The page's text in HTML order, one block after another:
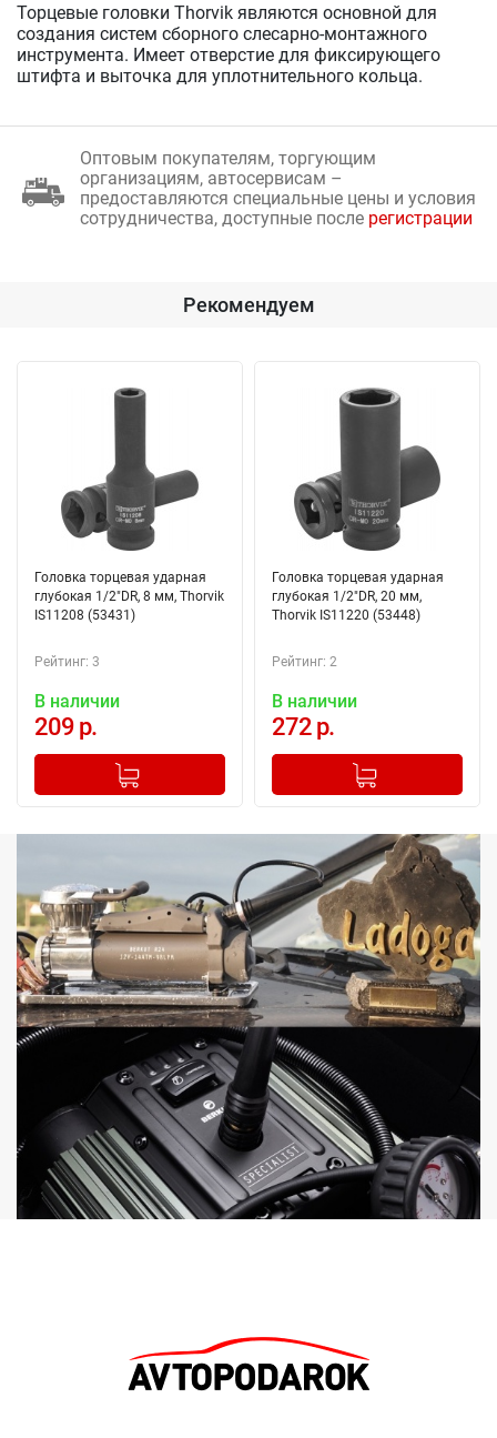
Торцевые головки Thorvik являются основной для
создания систем сборного слесарно-монтажного
инструмента. Имеет отверстие для фиксирующего
штифта и выточка для уплотнительного кольца.
Оптовым покупателям, торгующим
организациям, автосервисам –
предоставляются специальные цены и условия
сотрудничества, доступные после регистрации
Рекомендуем
Головка торцевая ударная
глубокая 1/2"DR, 8 мм, Thorvik
IS11208 (53431)
Рейтинг: 3
В наличии
209 р.
+
Добавлено в корзину
Головка торцевая ударная
глубокая 1/2"DR, 20 мм,
Thorvik IS11220 (53448)
Рейтинг: 2
В наличии
272 р.
+
Добавлено в корзину